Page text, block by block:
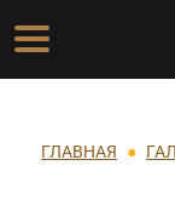
Перейти к
Основная
Строка
ГЛАВНАЯ